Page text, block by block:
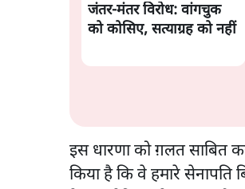
जंतर-मंतर विरोध: वांगचुक
को कोसिए, सत्याग्रह को नहीं
इस धारणा को ग़लत साबित
किया है कि वे हमारे